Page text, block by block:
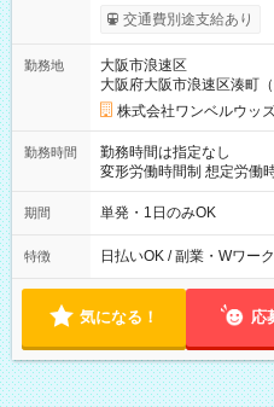
働いたその日に現金
交通費別途支給あり
勤務地
大阪市浪速区
大阪府大阪市浪速区湊町
株式会社ワンベルウッ
勤務時間
勤務時間は指定なし
変形労働時間制 想定労働時間160時間/
00～20：00
期間 単発・1日のみOK
特徴 日払いOK / 副業・Wワー
気になる！ 応